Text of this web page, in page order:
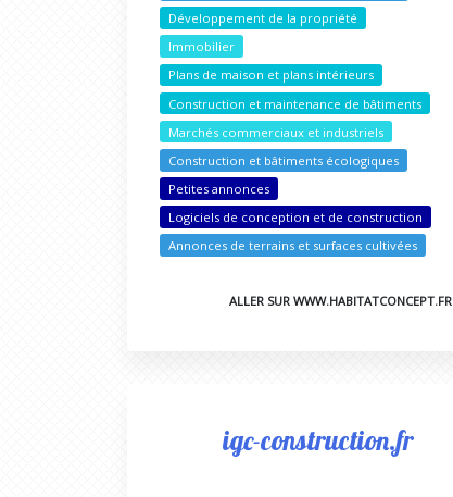
Développement de la propriété
Immobilier
Plans de maison et plans intérieurs
Construction et maintenance de bâtiments
Marchés commerciaux et industriels
Construction et bâtiments écologiques
Petites annonces
Logiciels de conception et de construction
Annonces de terrains et surfaces cultivées
ALLER SUR WWW.HABITATCONCEPT.FR
igc-construction.fr